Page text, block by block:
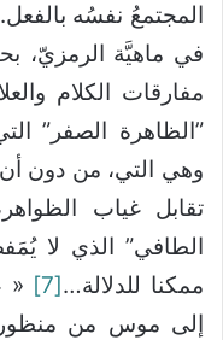
المجتمعُ نفسُه
في ماهيَّة الرمزيّ،
مفارقات الكلام
”الظاهرة الصفر”
وهي التي، من دون أن
تقابل غياب
الطافي” الذي لا
ممكنا للدلالة…[7]
«
إلى موس من منظور